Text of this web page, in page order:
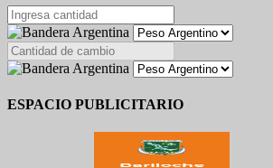
ESPACIO PUBLICITARIO